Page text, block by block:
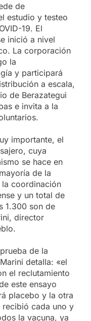
de
estudio y testeo
19. El
inició a nivel
La corporación
la
y participará
a escala,
de Berazategui
e invita a la
importante, el
cuya
se hace en
de la
la coordinación
y un total de
1.300 son de
director
de la
detalla: «el
el reclutamiento
este ensayo
placebo y la otra
recibió cada uno y
la vacuna, ya